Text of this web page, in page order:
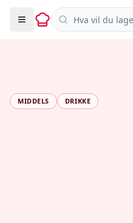
Søk i oppskrifter
MIDDELS DRIKKE